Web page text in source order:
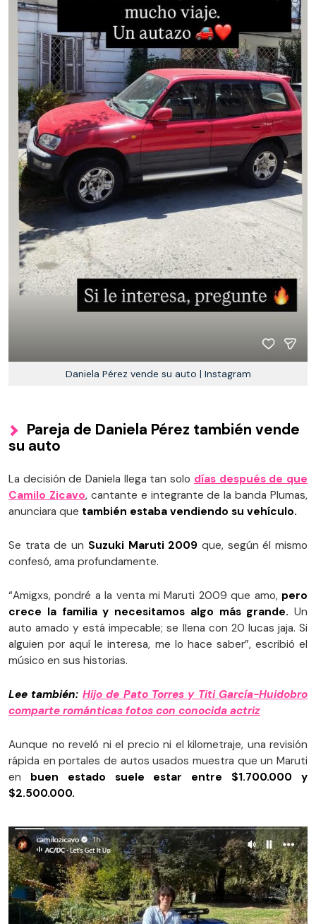
Daniela Pérez vende su auto | Instagram
Pareja de Daniela Pérez también vende
su auto
La decisión de Daniela llega tan solo días después de que
Camilo Zicavo, cantante e integrante de la banda Plumas,
anunciara que también estaba vendiendo su vehículo.
Se trata de un Suzuki Maruti 2009 que, según él mismo
confesó, ama profundamente.
“Amigxs, pondré a la venta mi Maruti 2009 que amo, pero
crece la familia y necesitamos algo más grande. Un
auto amado y está impecable; se llena con 20 lucas jaja. Si
alguien por aquí le interesa, me lo hace saber”, escribió el
músico en sus historias.
Lee también: Hijo de Pato Torres y Titi García-Huidobro
comparte románticas fotos con conocida actriz
Aunque no reveló ni el precio ni el kilometraje, una revisión
rápida en portales de autos usados muestra que un Maruti
en buen estado suele estar entre $1.700.000 y
$2.500.000.